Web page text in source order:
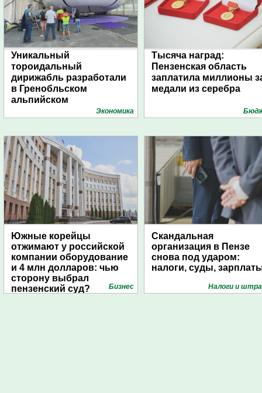
Уникальный
тороидальный
дирижабль разработали
в Гренобльском
альпийском
Экономика
Тысяча наград:
Пензенская область
заплатила миллионы
медали из серебра
Южные корейцы
отжимают у российской
компании оборудование
и 4 млн долларов: чью
сторону выбрал
пензенский суд?
Бизнес
Скандальная
организация в Пензе
снова под ударом:
налоги, суды,
Налоги и